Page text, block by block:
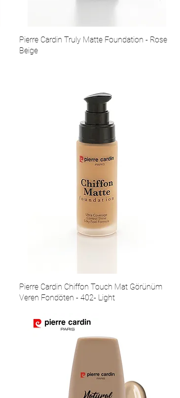
Pierre Cardin Truly Matte Foundation - Rose
Beige
Pierre Cardin Chiffon Touch Mat Görünüm
Veren Fondöten - 402- Light